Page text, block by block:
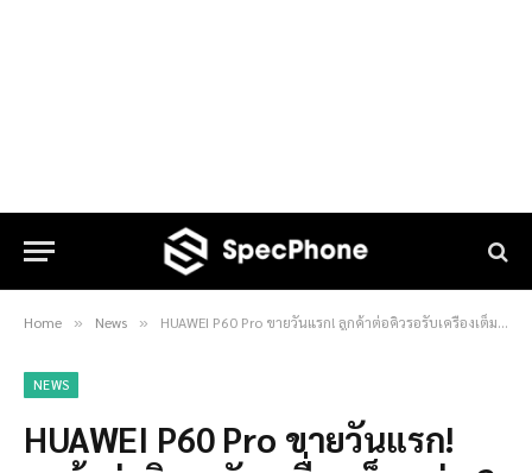
Home » News » HUAWEI P60 Pro ขายวันแรก! ลูกค้าต่อคิวรอรับเครื่องเต็มแน่น 3 สาขา ตอกย้ำตำนานผู้นำเทคโนโลยีสมาร์ทโฟน
NEWS
HUAWEI P60 Pro ขายวันแรก!